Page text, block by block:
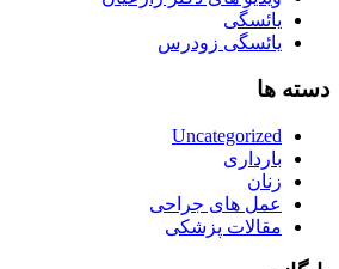
یائسگی
یائسگی زودرس
دسته ها
Uncategorized
بارداری
زنان
عمل های جراحی
مقالات پزشکی